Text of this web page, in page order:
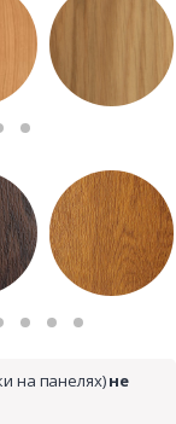
на панелях)не